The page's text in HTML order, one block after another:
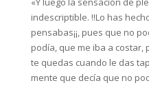
indescriptible. !!Lo has
pensabas¡¡, pues que no
podía, que me iba a costar,
te quedas cuando le das
mente que decía que no